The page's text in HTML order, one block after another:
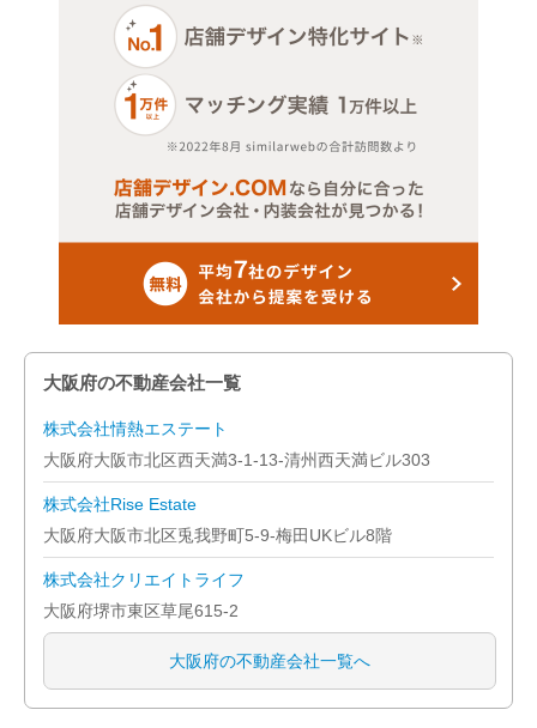
大阪府の不動産会社一覧
株式会社情熱エステート
大阪府大阪市北区西天満3-1-13-清州西天満ビル303
株式会社Rise Estate
大阪府大阪市北区兎我野町5-9-梅田UKビル8階
株式会社クリエイトライフ
大阪府堺市東区草尾615-2
大阪府の不動産会社一覧へ